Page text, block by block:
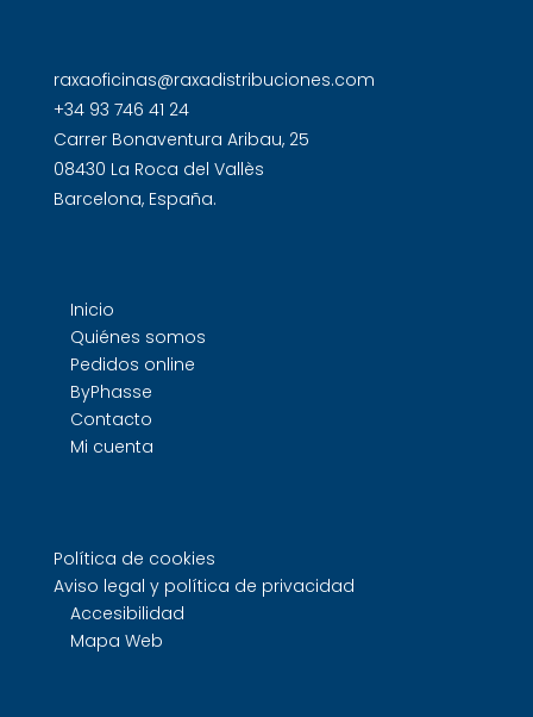
raxaoficinas@raxadistribuciones.com
+34 93 746 41 24
Carrer Bonaventura Aribau, 25
08430 La Roca del Vallès
Barcelona, España.
Inicio
Quiénes somos
Pedidos online
ByPhasse
Contacto
Mi cuenta
Política de cookies
Aviso legal y política de privacidad
Accesibilidad
Mapa Web